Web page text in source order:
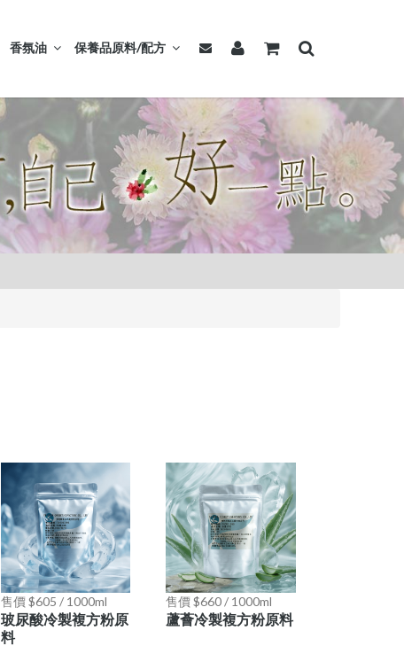
香氛油 保養品原料/配方
售價 $605 / 1000ml
玻尿酸冷製複方粉原
料
售價 $660 / 1000ml
蘆薈冷製複方粉原料